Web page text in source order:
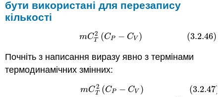
бути використані для перезапису
кількості
mC2
T (CP − CV ) (3.2.46)
(3.2.46)mCT2(CP−C
Почніть з написання виразу явно з термінами
термодинамічних змінних:
mC2
T (CP − CV ) (3.2.47)
−CV) =T(∂ P∂ρ)T[ S∂T)ρ]